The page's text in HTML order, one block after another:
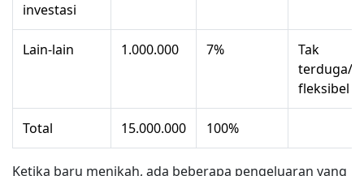
investasi
Lain-lain 1.000.000 7%
Tak
terduga/
fleksibel
Total 15.000.000 100%
Ketika baru menikah, ada beberapa pengeluaran yang